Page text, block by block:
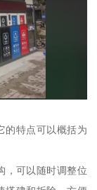
的特点可以概括为
，可以随时调整位